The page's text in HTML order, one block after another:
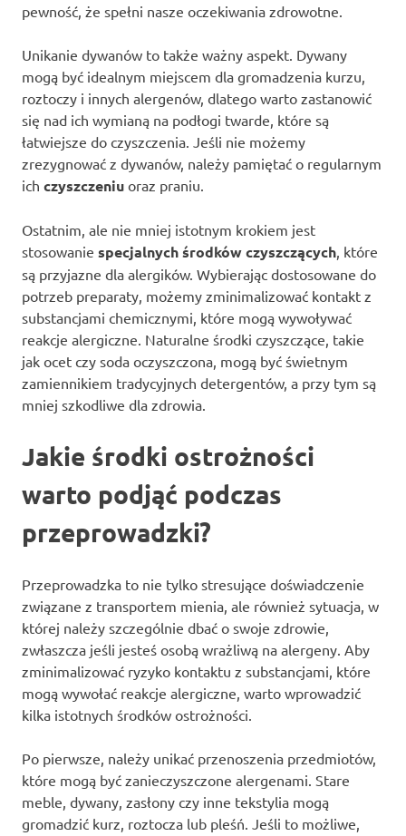
pewność, że spełni nasze oczekiwania zdrowotne.
Unikanie dywanów to także ważny aspekt. Dywany
mogą być idealnym miejscem dla gromadzenia kurzu,
roztoczy i innych alergenów, dlatego warto zastanowić
się nad ich wymianą na podłogi twarde, które są
łatwiejsze do czyszczenia. Jeśli nie możemy
zrezygnować z dywanów, należy pamiętać o regularnym
ich czyszczeniu oraz praniu.
Ostatnim, ale nie mniej istotnym krokiem jest
stosowanie specjalnych środków czyszczących , które
są przyjazne dla alergików. Wybierając dostosowane do
potrzeb preparaty, możemy zminimalizować kontakt z
substancjami chemicznymi, które mogą wywoływać
reakcje alergiczne. Naturalne środki czyszczące, takie
jak ocet czy soda oczyszczona, mogą być świetnym
zamiennikiem tradycyjnych detergentów, a przy tym są
mniej szkodliwe dla zdrowia.
Jakie środki ostrożności
warto podjąć podczas
przeprowadzki?
Przeprowadzka to nie tylko stresujące doświadczenie
związane z transportem mienia, ale również sytuacja, w
której należy szczególnie dbać o swoje zdrowie,
zwłaszcza jeśli jesteś osobą wrażliwą na alergeny. Aby
zminimalizować ryzyko kontaktu z substancjami, które
mogą wywołać reakcje alergiczne, warto wprowadzić
kilka istotnych środków ostrożności.
Po pierwsze, należy unikać przenoszenia przedmiotów,
które mogą być zanieczyszczone alergenami. Stare
meble, dywany, zasłony czy inne tekstylia mogą
gromadzić kurz, roztocza lub pleśń. Jeśli to możliwe,